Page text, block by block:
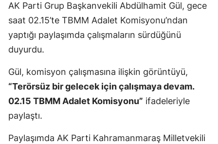
AK Parti Grup Başkanvekili Abdülhamit Gül, gece
saat 02.15’te TBMM Adalet Komisyonu’ndan
yaptığı paylaşımda çalışmaların sürdüğünü
duyurdu.
Gül, komisyon çalışmasına ilişkin görüntüyü,
“Terörsüz bir gelecek için çalışmaya devam.
02.15 TBMM Adalet Komisyonu” ifadeleriyle
paylaştı.
Paylaşımda AK Parti Kahramanmaraş Milletvekili